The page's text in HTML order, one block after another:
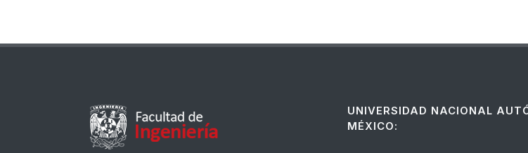
UNIVERSIDAD NACIONAL
MÉXICO: